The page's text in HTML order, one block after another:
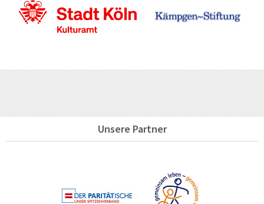
Unsere Partner